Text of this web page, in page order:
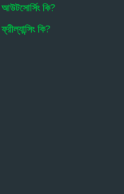
আউটসোর্সিং কি?
ফ্রীল্যান্সিং কি?